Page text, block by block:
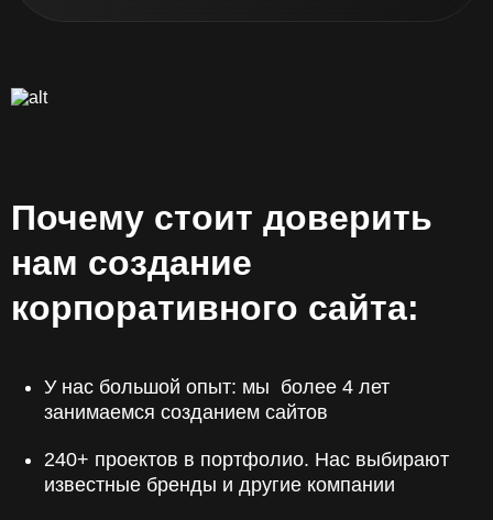
Почему стоит доверить
нам создание
корпоративного сайта:
У нас большой опыт: мы более 4 лет
занимаемся созданием сайтов
240+ проектов в портфолио. Нас выбирают
известные бренды и другие компании